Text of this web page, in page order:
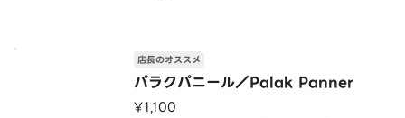
います。
パラクパニール／Palak Panner
店長のオススメ
¥1,100